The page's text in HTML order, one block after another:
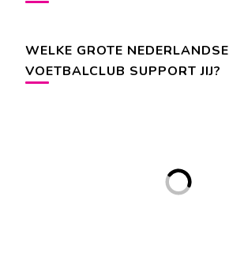
WELKE GROTE NEDERLANDSE
VOETBALCLUB SUPPORT JIJ?